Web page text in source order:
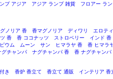
プ アジア アジア ランプ 雑貨
フロアー ラ
ノリア 香 香マグノリア ディワリ
エロテ
香 香 ココナッツ ストロベリー
インド 香
ウム ムーン サン ヒマラヤ 香
香 ヒマラ
グチャンパ ナグチャンパ 香 香 ナグチャンパ
き 香炉 香立て 香立て 通販 インテリア 香